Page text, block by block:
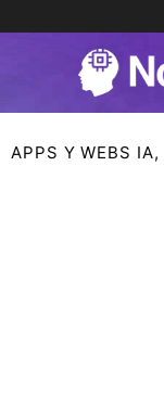
APPS Y WEBS IA,